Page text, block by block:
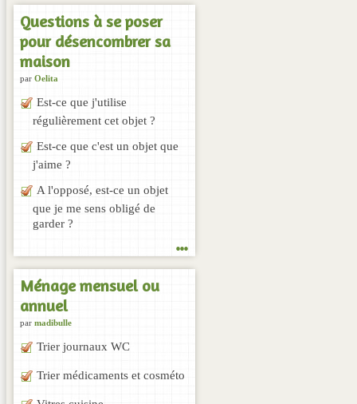
Questions à se poser
pour désencombrer sa
maison
par Oelita
Est-ce que j'utilise
régulièrement cet objet ?
Est-ce que c'est un objet que
j'aime ?
A l'opposé, est-ce un objet
que je me sens obligé de
garder ?
...
Ménage mensuel ou
annuel
par madibulle
Trier journaux WC
Trier médicaments et cosméto